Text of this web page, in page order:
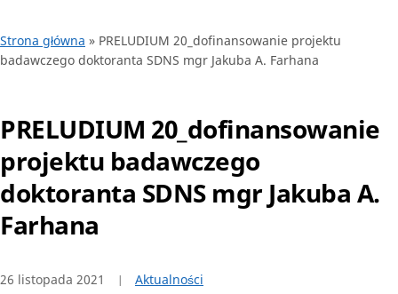
Strona główna » PRELUDIUM 20_dofinansowanie projektu
badawczego doktoranta SDNS mgr Jakuba A. Farhana
PRELUDIUM 20_dofinansowanie
projektu badawczego
doktoranta SDNS mgr Jakuba A.
Farhana
26 listopada 2021 Aktualności